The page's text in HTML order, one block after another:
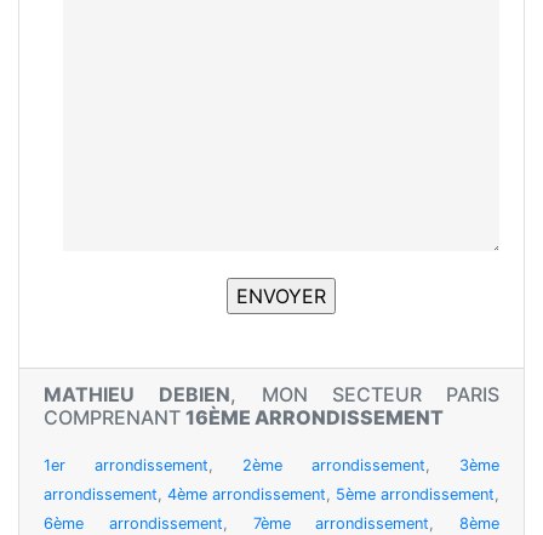
MATHIEU DEBIEN, MON SECTEUR PARIS
COMPRENANT 16ÈME ARRONDISSEMENT
1er arrondissement, 2ème arrondissement, 3ème
arrondissement, 4ème arrondissement, 5ème arrondissement,
6ème arrondissement, 7ème arrondissement, 8ème